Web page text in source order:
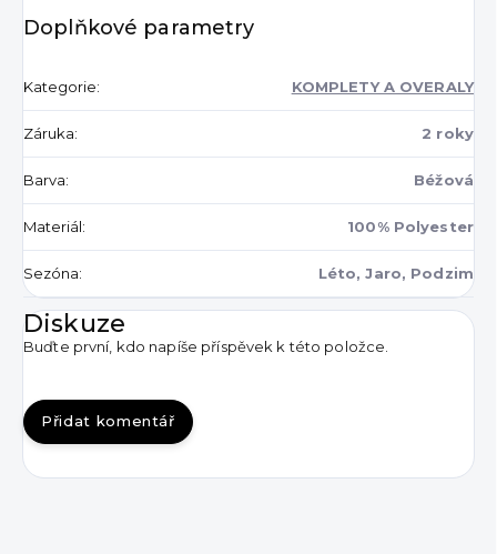
Doplňkové parametry
Kategorie: KOMPLETY A OVERALY
Záruka: 2 roky
Barva: Béžová
Materiál: 100% Polyester
Sezóna: Léto, Jaro, Podzim
Diskuze
Buďte první, kdo napíše příspěvek k této položce.
Přidat komentář